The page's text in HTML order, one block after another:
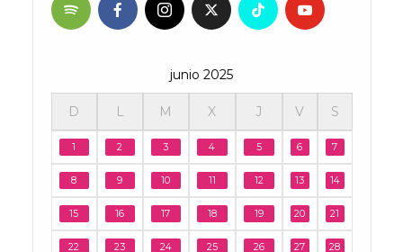
junio 2025
D L M X J V S
1 2 3 4 5 6 7
8 9 10 11 12 13 14
15 16 17 18 19 20 21
22 23 24 25 26 27 28